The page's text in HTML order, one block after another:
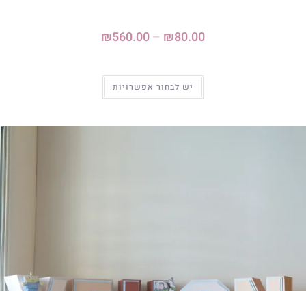
₪80.00
–
₪560.00
יש לבחור אפשרויות